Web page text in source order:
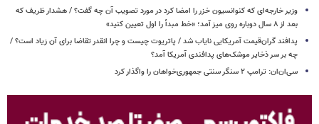
وزیر خارجه‌ای که کنوانسیون خزر را امضا کرد در مورد تصویب آن چه گفت؟ / هشدار ظریف که
بعد از ۸ سال دوباره روی میز آمد؛ «خط مبدأ را اول تعیین کنید»
پدافند گران‌قیمت آمریکایی نایاب شد / پاتریوت چیست و چرا انقدر تقاضا برای آن زیاد است؟ /
چه بر سر ذخایر موشک‌های پدافندی آمریکا آمد؟
سی‌ان‌ان: ترامپ ۲ سنگر سنتی جمهوری‌خواهان را واگذار کرد